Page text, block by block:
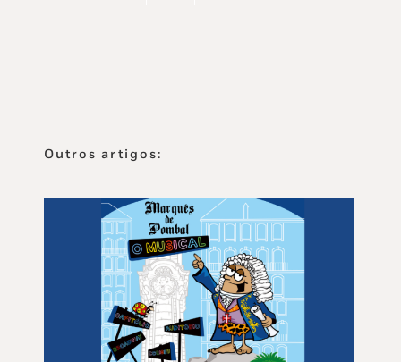
Outros artigos: